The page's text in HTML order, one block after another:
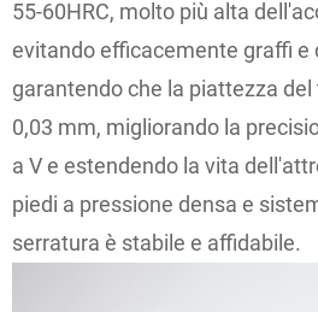
55-60HRC, molto più alta
evitando efficacemente graffi e
garantendo che la piattezza del
0,03 mm, migliorando la
a V e estendendo la vita
piedi a pressione densa e
serratura è stabile e affidabile.